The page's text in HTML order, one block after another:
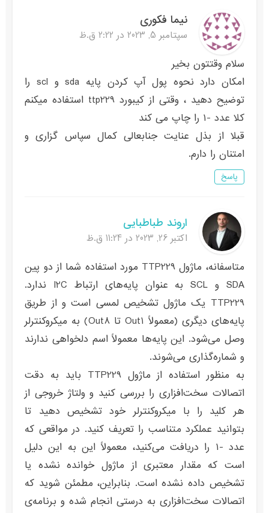
نیما فکوری
سپتامبر 5, 2023 در 2:22 ق.ظ
سلام وقتتون بخیر
امکان دارد نحوه پول آپ کردن پایه sda و scl را
توضیح دهید ، وقتی از کیبورد ttp229 استفاده میکنم
کلا عدد -۱ را چاپ می کند
قبلا از بذل عنایت جنابعالی کمال سپاس گزاری و
امتنان را دارم.
پاسخ
اروند طباطبایی
اکتبر 26, 2023 در 11:24 ق.ظ
متاسفانه، ماژول TTP229 مورد استفاده شما از دو پین
SDA و SCL به عنوان پایه‌های ارتباط I2C ندارد.
TTP229 یک ماژول تشخیص لمسی است و از طریق
پایه‌های دیگری (معمولاً Out1 تا Out8) به میکروکنترلر
وصل می‌شود. این پایه‌ها معمولاً اسم دلخواهی ندارند
و شماره‌گذاری می‌شوند.
به منظور استفاده از ماژول TTP229 باید به دقت
اتصالات سخت‌افزاری را بررسی کنید و ولتاژ خروجی از
هر کلید را با میکروکنترلر خود تشخیص دهید تا
بتوانید عملکرد متناسب را تعریف کنید. در مواقعی که
عدد -۱ را دریافت می‌کنید، معمولاً این به این دلیل
است که مقدار معتبری از ماژول خوانده نشده یا
تشخیص داده نشده است. بنابراین، مطمئن شوید که
اتصالات سخت‌افزاری به درستی انجام شده و برنامه‌ی